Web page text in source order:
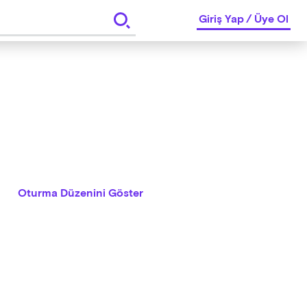
Giriş Yap/Üye Ol
Oturma Düzenini Göster